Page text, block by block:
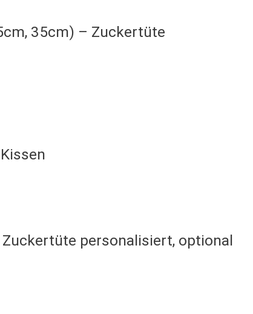
35cm) – Zuckertüte
personalisiert, optional